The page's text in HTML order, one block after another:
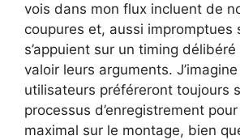
vois dans mon flux incluent de
coupures et, aussi impromptues
s’appuient sur un timing
valoir leurs arguments.
utilisateurs préféreront toujours
processus d’enregistrement
maximal sur le montage, bien